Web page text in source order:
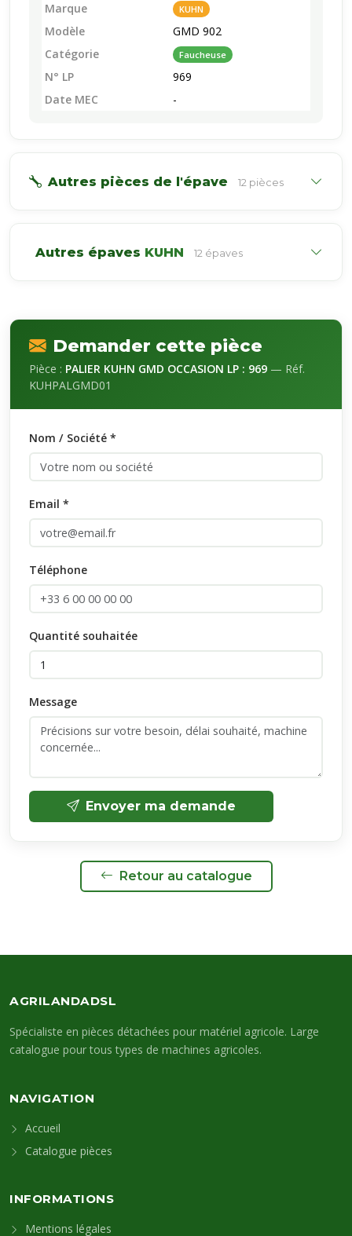
Marque KUHN
Modèle
GMD 902
Catégorie
Faucheuse
N° LP
969
Date MEC
-
Autres pièces de l'épave 12 pièces
Autres épaves KUHN 12 épaves
Demander cette pièce
Pièce : PALIER KUHN GMD OCCASION LP : 969 — Réf.
KUHPALGMD01
Nom / Société *
Email *
Téléphone
Quantité souhaitée
Message
Envoyer ma demande
Retour au catalogue
AGRILANDADSL
Spécialiste en pièces détachées pour matériel agricole. Large
catalogue pour tous types de machines agricoles.
NAVIGATION
Accueil
Catalogue pièces
INFORMATIONS
Mentions légales